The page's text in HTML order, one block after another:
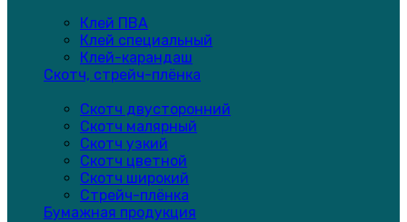
Клей ПВА
Клей специальный
Клей-карандаш
Скотч, стрейч-плёнка
Скотч двусторонний
Скотч малярный
Скотч узкий
Скотч цветной
Скотч широкий
Стрейч-плёнка
Бумажная продукция